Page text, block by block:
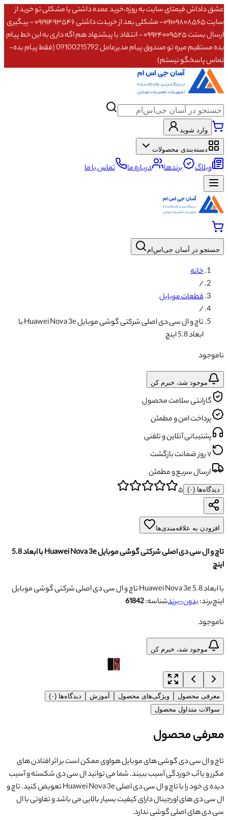
عشق داداش قیمتای سایت به روزه،خرید عمده داشتی یا مشکلی تو خرید از
سایت ۰۹۱۰۹۸۰۸۵۶۵- مشکلی بعد از خریدت داشتی ۰۹۱۹۱۴۹۳۵۴۶ - پیگیری
ارسال بستت ۰۹۹۲۴۰۰۹۵۲۵ - انتقاد یا پیشنهاد هم اگه داری به این خط پیام
بده مستقیم میره تو صندوق پیام مدیرعامل 09100215792 (فقط پیام بده-
تماس پاسخگو نیستم)
وارد شوید
دسته‌بندی محصولات
وبلاگ برندها درباره ما تماس با ما
جستجو در آسان جی‌اس‌ام
خانه
/
قطعات موبایل
/
تاچ و ال سی دی اصلی شرکتی گوشی موبایل Huawei Nova 3e با
ابعاد 5.8 اینچ
ناموجود
موجود شد، خبرم کن
گارانتی سلامت محصول
پرداخت امن و مطمئن
پشتیبانی آنلاین و تلفنی
۷ روز ضمانت بازگشت
ارسال سریع و مطمئن
دیدگاه‌ها (۰) ۵
افزودن به علاقه‌مندی‌ها
تاچ و ال سی دی اصلی شرکتی گوشی موبایل Huawei Nova 3e با ابعاد 5.8
اینچ
تاچ و ال سی دی اصلی شرکتی گوشی موبایل Huawei Nova 3e با ابعاد 5.8
اینچبرند:بدون-برندشناسه:61842
ناموجود
موجود شد، خبرم کن
معرفی محصول ویژگی‌های محصول آموزش
دیدگاه‌ها (۰)
سوالات متداول محصول
معرفی محصول
تاچ و ال سی دی گوشی های موبایل هواوی ممکن است بر اثر افتادن های
مکرر و یا آب خوردگی آسیب ببیند. شما می توانید ال سی دی شکسته و آسیب
دیده ی خود را با تاچ و ال سی دی اصلی Huawei Nova 3e تعویض کنید. تاچ و
ال سی دی های اورجینال دارای کیفیت بسیار بالایی می باشد و تفاوتی با ال
سی دی های اصلی گوشی ندارد.